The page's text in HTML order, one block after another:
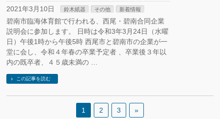
2021年3月10日 鈴木紙器 その他 新着情報
碧南市臨海体育館で行われる、西尾・碧南合同企業
説明会に参加します。 日時は令和3年3月24日（水曜
日）午後1時から午後5時 西尾市と碧南市の企業が一
堂に会し、令和４年春の卒業予定者 、卒業後３年以
内の既卒者、４５歳未満の …
この記事を読む
1 2 3 »